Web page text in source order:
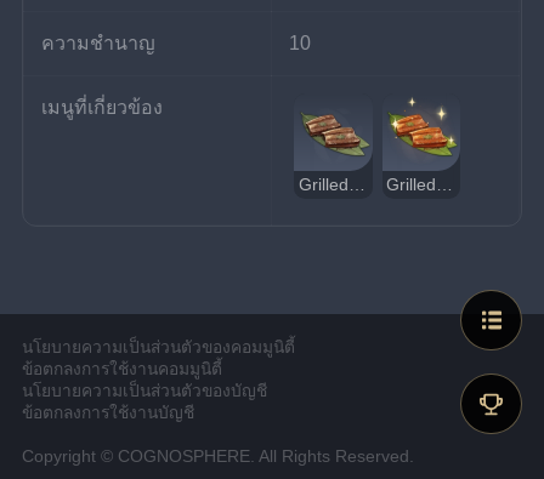
ความชำนาญ 10
เมนูที่เกี่ยวข้อง
นโยบายความเป็นส่วนตัวของคอมมูนิตี้
ข้อตกลงการใช้งานคอมมูนิตี้
นโยบายความเป็นส่วนตัวของบัญชี
ข้อตกลงการใช้งานบัญชี
Copyright © COGNOSPHERE. All Rights Reserved.